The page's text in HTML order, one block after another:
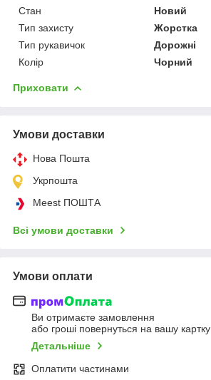
Стан
Новий
Тип захисту
Жорстка
Тип рукавичок
Дорожні
Колір
Чорний
Приховати
Умови доставки
Нова Пошта
Укрпошта
Meest ПОШТА
Всі умови доставки
Умови оплати
Ви отримаєте замовлення
або гроші повернуться на вашу картку
Детальніше
Оплатити частинами